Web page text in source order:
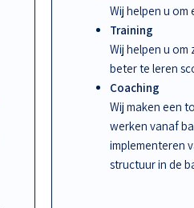
Wij helpen u
Training
Wij helpen u
beter te leren
Coaching
Wij maken een
werken vanaf
implementeren
structuur in de